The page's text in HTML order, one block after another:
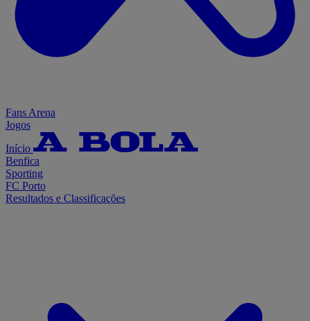
Fans Arena
Jogos
Início
Benfica
Sporting
FC Porto
Resultados e Classificações